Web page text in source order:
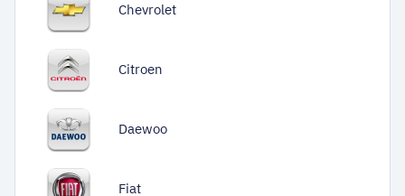
Chevrolet
Citroen
Daewoo
Fiat